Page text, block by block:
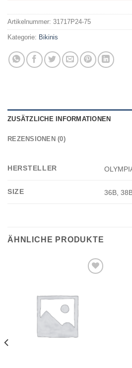
Artikelnummer: 31717P24-75
Kategorie: Bikinis
ZUSÄTZLICHE INFORMATIONEN
REZENSIONEN (0)
HERSTELLER
SIZE 36B,
ÄHNLICHE PRODUKTE